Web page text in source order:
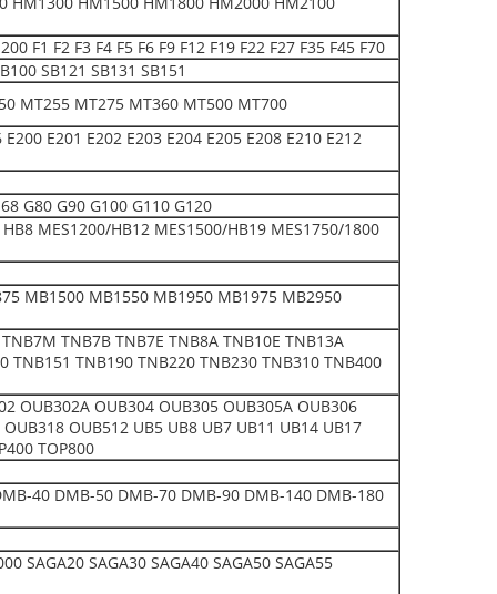
F1 F2 F3 F4 F5 F6 F9 F12 F19 F22 F27 F35 F45 F70
SB121 SB131 SB151
MT255 MT275 MT360 MT500 MT700
E201 E202 E203 E204 E205 E208 E210 E212
G80 G90 G100 G110 G120
MES1200/HB12 MES1500/HB19 MES1750/1800
MB1500 MB1550 MB1950 MB1975 MB2950
TNB7B TNB7E TNB8A TNB10E TNB13A
TNB151 TNB190 TNB220 TNB230 TNB310 TNB400
OUB302A OUB304 OUB305 OUB305A OUB306
OUB512 UB5 UB8 UB7 UB11 UB14 UB17
TOP800
40 DMB-50 DMB-70 DMB-90 DMB-140 DMB-180
SAGA20 SAGA30 SAGA40 SAGA50 SAGA55